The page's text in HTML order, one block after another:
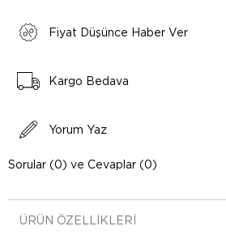
Fiyat Düşünce Haber Ver
Kargo Bedava
Yorum Yaz
Sorular (0) ve Cevaplar (0)
ÜRÜN ÖZELLIKLERI